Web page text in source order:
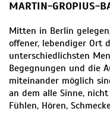
MARTIN-GROPIUS-
Mitten in Berlin
offener, lebendiger Ort
unterschiedlichsten
Begegnungen und die
miteinander möglich
an dem alle Sinne,
Fühlen, Hören,